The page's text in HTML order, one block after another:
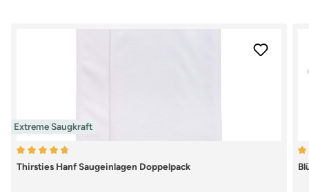
Extreme Saugkraft
Durchschnittliche Bewertung von 4.79 von 5 Sternen
Thirsties Hanf Saugeinlagen Doppelpack